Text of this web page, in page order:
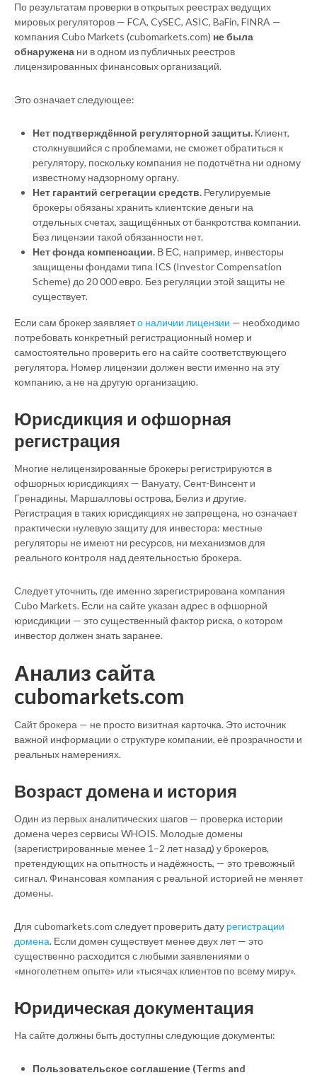
По результатам проверки в открытых реестрах ведущих
мировых регуляторов — FCA, CySEC, ASIC, BaFin, FINRA —
компания Cubo Markets (cubomarkets.com) не была
обнаружена ни в одном из публичных реестров
лицензированных финансовых организаций.
Это означает следующее:
Нет подтверждённой регуляторной защиты. Клиент,
столкнувшийся с проблемами, не сможет обратиться к
регулятору, поскольку компания не подотчётна ни одному
известному надзорному органу.
Нет гарантий сегрегации средств. Регулируемые
брокеры обязаны хранить клиентские деньги на
отдельных счетах, защищённых от банкротства компании.
Без лицензии такой обязанности нет.
Нет фонда компенсации. В ЕС, например, инвесторы
защищены фондами типа ICS (Investor Compensation
Scheme) до 20 000 евро. Без регуляции этой защиты не
существует.
Если сам брокер заявляето наличии лицензии — необходимо
потребовать конкретный регистрационный номер и
самостоятельно проверить его на сайте соответствующего
регулятора. Номер лицензии должен вести именно на эту
компанию, а не на другую организацию.
Юрисдикция и офшорная
регистрация
Многие нелицензированные брокеры регистрируются в
офшорных юрисдикциях — Вануату, Сент-Винсент и
Гренадины, Маршалловы острова, Белиз и другие.
Регистрация в таких юрисдикциях не запрещена, но означает
практически нулевую защиту для инвестора: местные
регуляторы не имеют ни ресурсов, ни механизмов для
реального контроля над деятельностью брокера.
Следует уточнить, где именно зарегистрирована компания
Cubo Markets. Если на сайте указан адрес в офшорной
юрисдикции — это существенный фактор риска, о котором
инвестор должен знать заранее.
Анализ сайта
cubomarkets.com
Сайт брокера — не просто визитная карточка. Это источник
важной информации о структуре компании, её прозрачности и
реальных намерениях.
Возраст домена и история
Один из первых аналитических шагов — проверка истории
домена через сервисы WHOIS. Молодые домены
(зарегистрированные менее 1–2 лет назад) у брокеров,
претендующих на опытность и надёжность, — это тревожный
сигнал. Финансовая компания с реальной историей не меняет
домены.
Для cubomarkets.com следует проверить дату регистрации
домена. Если домен существует менее двух лет — это
существенно расходится с любыми заявлениями о
«многолетнем опыте» или «тысячах клиентов по всему миру».
Юридическая документация
На сайте должны быть доступны следующие документы:
Пользовательское соглашение (Terms and